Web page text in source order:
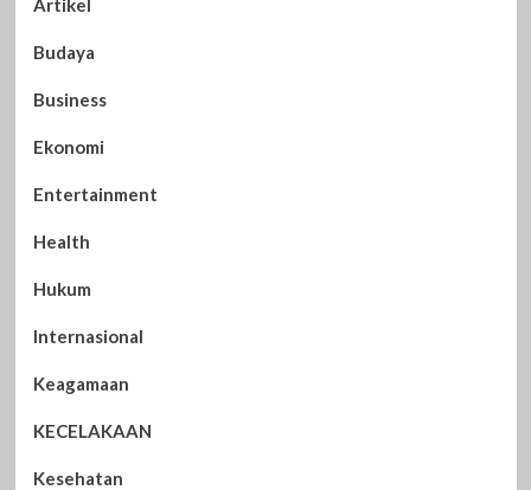
Artikel
Budaya
Business
Ekonomi
Entertainment
Health
Hukum
Internasional
Keagamaan
KECELAKAAN
Kesehatan